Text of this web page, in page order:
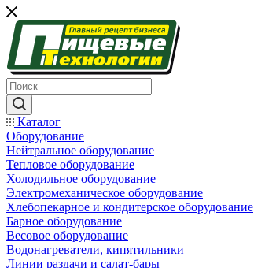
Каталог
Оборудование
Нейтральное оборудование
Тепловое оборудование
Холодильное оборудование
Электромеханическое оборудование
Хлебопекарное и кондитерское оборудование
Барное оборудование
Весовое оборудование
Водонагреватели, кипятильники
Линии раздачи и салат-бары